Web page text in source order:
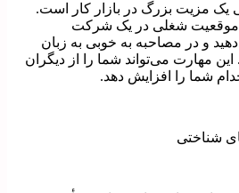
یک مزیت بزرگ در بازار کار است.
موقعیت شغلی در یک شرکت
و در مصاحبه به خوبی به زبان
مهارت می‌تواند شما را از دیگران
شما را افزایش دهد.